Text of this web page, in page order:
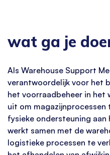
wat ga je
Als Warehouse Support
verantwoordelijk voor het
het voorraadbeheer in het
uit om
fysieke ondersteuning aan
werkt samen met de
logistieke processen te